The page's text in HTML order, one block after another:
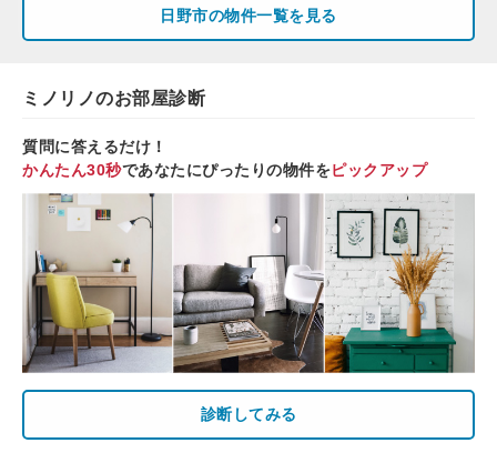
日野市の物件一覧を見る
ミノリノのお部屋診断
質問に答えるだけ！
かんたん30秒であなたにぴったりの物件をピックアップ
診断してみる